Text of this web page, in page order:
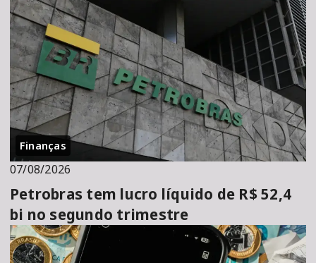
Finanças
07/08/2026
Petrobras tem lucro líquido de R$ 52,4
bi no segundo trimestre